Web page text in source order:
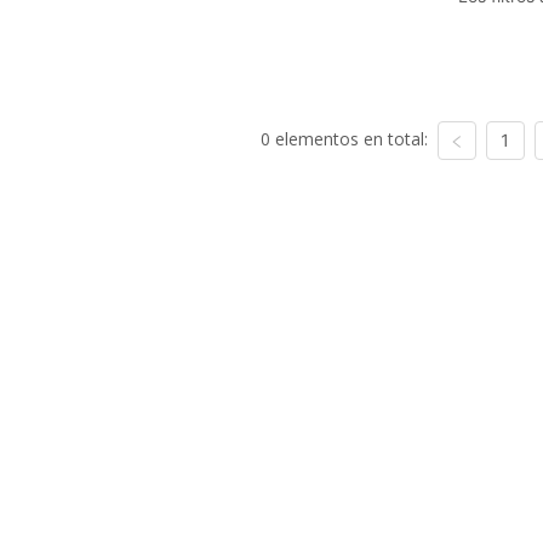
0 elementos en total: 1